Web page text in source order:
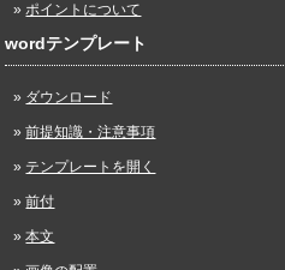
ポイントについて
wordテンプレート
ダウンロード
前提知識・注意事項
テンプレートを開く
前付
本文